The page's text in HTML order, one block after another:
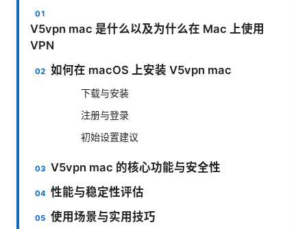
V5vpn mac 是什么以及为什么在 Mac 上使用
VPN
如何在 macOS 上安装 V5vpn mac
下载与安装
注册与登录
初始设置建议
V5vpn mac 的核心功能与安全性
性能与稳定性评估
使用场景与实用技巧